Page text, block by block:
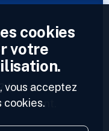
Entrez votre
cookies
votre
vous acceptez
cookies.